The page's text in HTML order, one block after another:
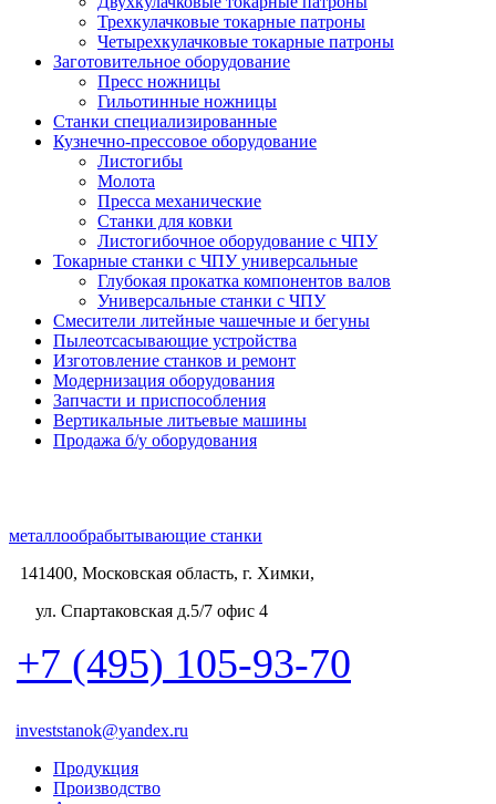
Трехкулачковые токарные патроны
Четырехкулачковые токарные патроны
Заготовительное оборудование
Пресс ножницы
Гильотинные ножницы
Станки специализированные
Кузнечно-прессовое оборудование
Листогибы
Молота
Пресса механические
Станки для ковки
Листогибочное оборудование с ЧПУ
Токарные станки с ЧПУ универсальные
Глубокая прокатка компонентов валов
Универсальные станки с ЧПУ
Смесители литейные чашечные и бегуны
Пылеотсасывающие устройства
Изготовление станков и ремонт
Модернизация оборудования
Запчасти и приспособления
Вертикальные литьевые машины
Продажа б/у оборудования
металлообрабытывающие станки
141400, Московская область, г. Химки,
ул. Спартаковская д.5/7 офис 4
+7 (495) 105-93-70
investstanok@yandex.ru
Продукция
Производство